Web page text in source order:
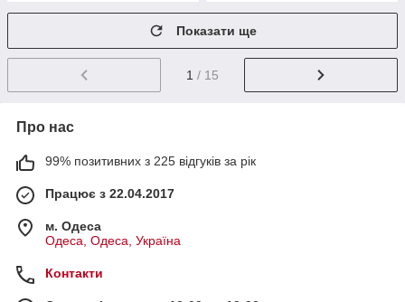
Показати ще
1 / 15
Про нас
99% позитивних з 225 відгуків за рік
Працює з 22.04.2017
м. Одеса
Одеса, Одеса, Україна
Контакти